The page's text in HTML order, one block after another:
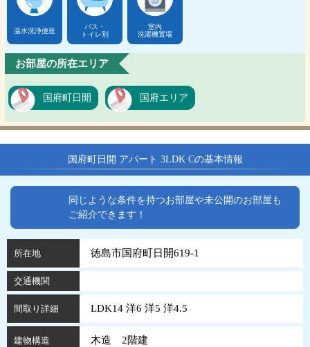
温水洗浄便座
バス・
トイレ別
室内
洗濯機置場
お部屋の所在エリア
国府町日開 国府エリア
国府町日開 アパート 3LDK Cの基本情報
同じような条件を持つお部屋や未公開のお部屋も
ご紹介できます！
所在地 徳島市国府町日開619-1
交通機関
間取り詳細 LDK14 洋6 洋5 洋4.5
建物構造 木造 2階建